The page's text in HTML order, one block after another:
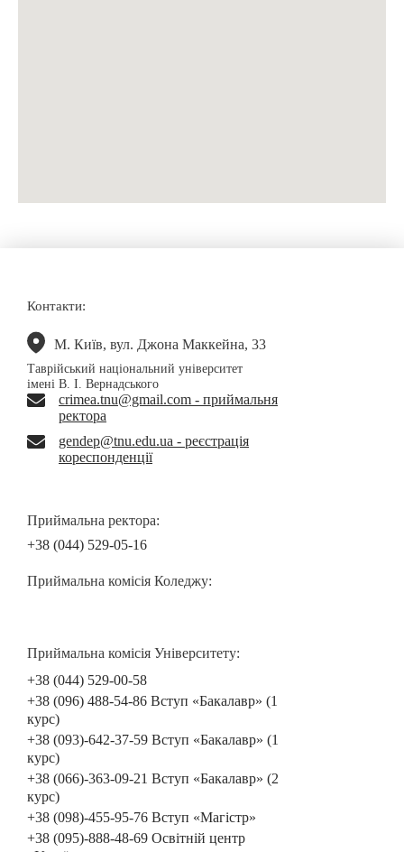
Контакти:
М. Київ, вул. Джона Маккейна, 33
Таврійський національний університет
імені В. І. Вернадського
crimea.tnu@gmail.com - приймальня
ректора
gendep@tnu.edu.ua - реєстрація
кореспонденції
Приймальна ректора:
+38 (044) 529-05-16
Приймальна комісія Коледжу:
Приймальна комісія Університету:
+38 (044) 529-00-58
+38 (096) 488-54-86 Вступ «Бакалавр» (1
курс)
+38 (093)-642-37-59 Вступ «Бакалавр» (1
курс)
+38 (066)-363-09-21 Вступ «Бакалавр» (2
курс)
+38 (098)-455-95-76 Вступ «Магістр»
+38 (095)-888-48-69 Освітній центр